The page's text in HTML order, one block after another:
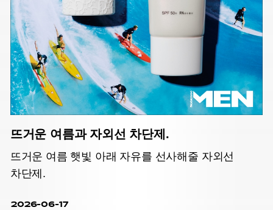
뜨거운 여름과 자외선 차단제.
뜨거운 여름 햇빛 아래 자유를 선사해줄 자외선
차단제.
2026-06-17